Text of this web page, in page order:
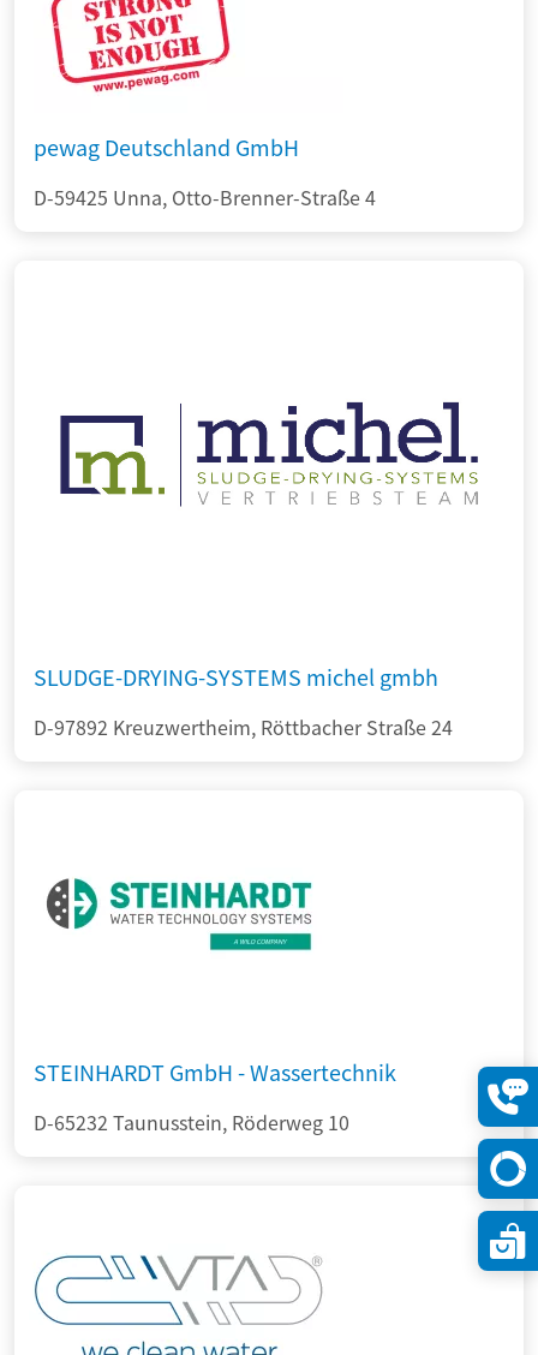
pewag Deutschland GmbH
D-59425 Unna, Otto-Brenner-Straße 4
SLUDGE-DRYING-SYSTEMS michel gmbh
D-97892 Kreuzwertheim, Röttbacher Straße 24
STEINHARDT GmbH - Wassertechnik
D-65232 Taunusstein, Röderweg 10